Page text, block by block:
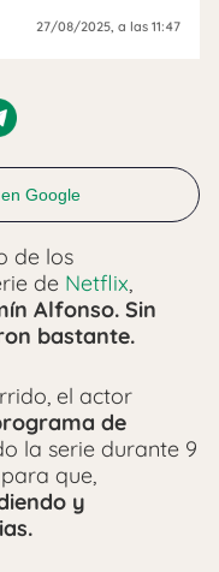
27/08/2025, a las 11:47
Google
de los
de Netflix,
Alfonso. Sin
bastante.
el actor
de
la serie durante 9
para que,
y